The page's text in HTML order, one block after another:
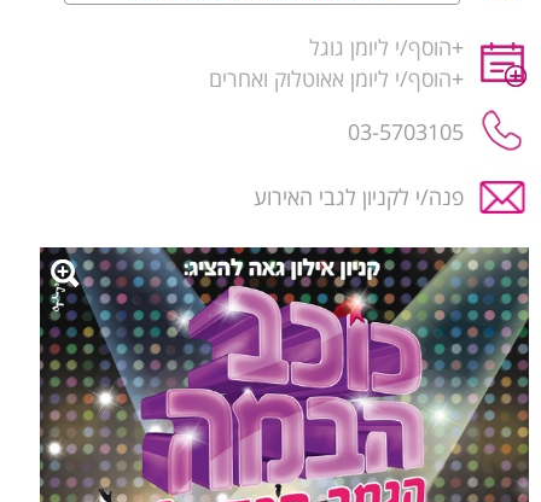
+הוסף/י ליומן גוגל
+הוסף/י ליומן אאוטלוק ואחרים
03-5703105
פנה/י לקניון לגבי האירוע